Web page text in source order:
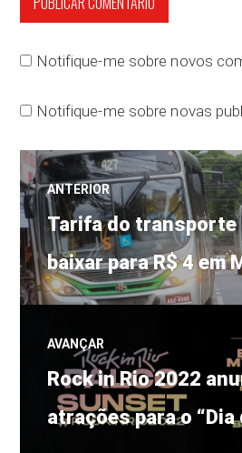
Notifique-me sobre novos
Notifique-me sobre novas
Navegação
de
Post
ANTERIOR
Post
anterior:
Tarifa do transporte
baixar para R$ 4 em
AVANÇAR
Próximo
post:
Rock in Rio 2022
atrações para o “Dia